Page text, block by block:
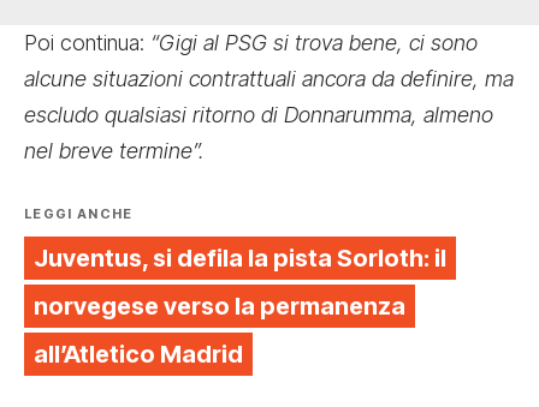
Poi continua: “Gigi al PSG si trova bene, ci sono
alcune situazioni contrattuali ancora da definire, ma
escludo qualsiasi ritorno di Donnarumma, almeno
nel breve termine”.
LEGGI ANCHE
Juventus, si defila la pista Sorloth: il
norvegese verso la permanenza
all’Atletico Madrid